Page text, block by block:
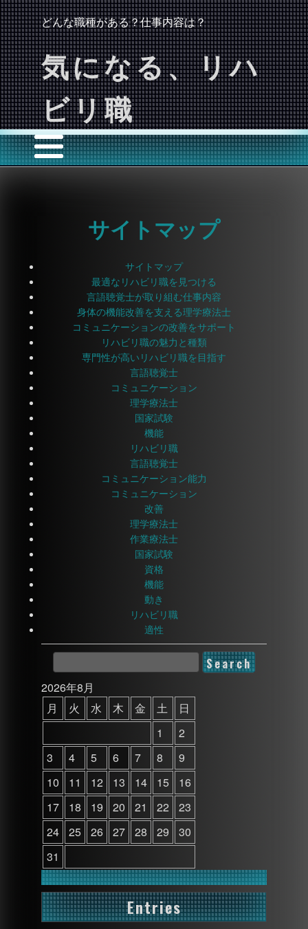
どんな職種がある？仕事内容は？
気になる、リハ
ビリ職
サイトマップ
サイトマップ
最適なリハビリ職を見つける
言語聴覚士が取り組む仕事内容
身体の機能改善を支える理学療法士
コミュニケーションの改善をサポート
リハビリ職の魅力と種類
専門性が高いリハビリ職を目指す
言語聴覚士
コミュニケーション
理学療法士
国家試験
機能
リハビリ職
言語聴覚士
コミュニケーション能力
コミュニケーション
改善
理学療法士
作業療法士
国家試験
資格
機能
動き
リハビリ職
適性
2026年8月
月
火 水 木 金 土
日
1
2
3
4 5 6 7 8
9
10
11 12 13 14 15
16
17
18 19 20 21 22
23
24
25 26 27 28 29
30
31
Entries